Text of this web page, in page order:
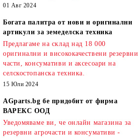
01 Авг 2024
Богата палитра от нови и оригинални
артикули за земеделска техника
Предлагаме на склад над 18 000
оригинални и висококачествени резервни
части, консумативи и аксесоари на
селскостопанска техника.
15 Юли 2024
AGparts.bg бе придобит от фирма
ВАРЕКС ООД
Уведомяваме ви, че онлайн магазина за
резервни агрочасти и консумативи -